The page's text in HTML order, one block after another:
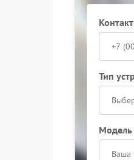
Тип
Модель